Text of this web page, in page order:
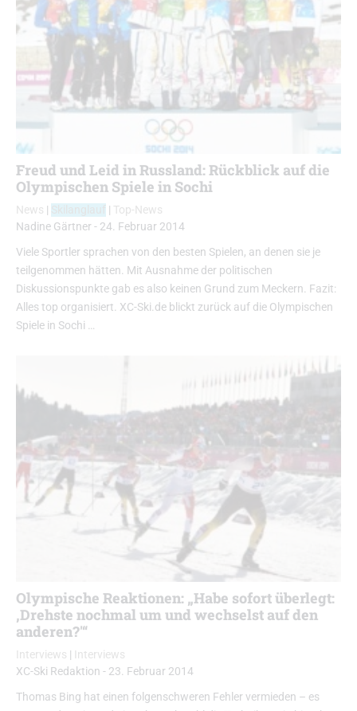
Freud und Leid in Russland: Rückblick auf die
Olympischen Spiele in Sochi
News | | Top-News
Nadine Gärtner - 24. Februar 2014
Viele Sportler sprachen von den besten Spielen, an denen sie je
teilgenommen hätten. Mit Ausnahme der politischen
Diskussionspunkte gab es also keinen Grund zum Meckern. Fazit:
Alles top organisiert. XC-Ski.de blickt zurück auf die Olympischen
Spiele in Sochi …
Olympische Reaktionen: „Habe sofort überlegt:
‚Drehste nochmal um und wechselst auf den
anderen?'“
Interviews
Interviews
XC-Ski Redaktion - 23. Februar 2014
Thomas Bing hat einen folgenschweren Fehler vermieden – es